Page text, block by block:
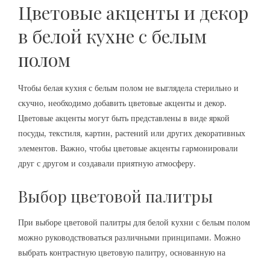
Цветовые акценты и декор
в белой кухне с белым
полом
Чтобы белая кухня с белым полом не выглядела стерильно и
скучно, необходимо добавить цветовые акценты и декор.
Цветовые акценты могут быть представлены в виде яркой
посуды, текстиля, картин, растений или других декоративных
элементов. Важно, чтобы цветовые акценты гармонировали
друг с другом и создавали приятную атмосферу.
Выбор цветовой палитры
При выборе цветовой палитры для белой кухни с белым полом
можно руководствоваться различными принципами. Можно
выбрать контрастную цветовую палитру, основанную на